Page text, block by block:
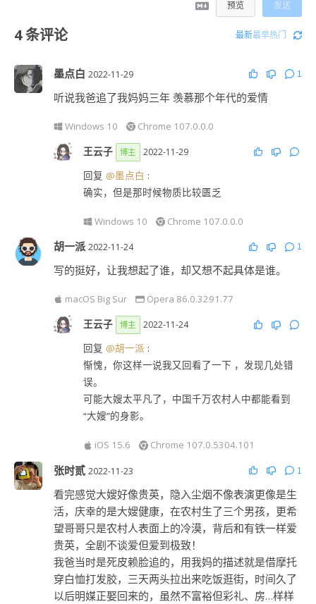
预览 发送
4条评论 最新最早热门
墨点白 2022-11-29 1
听说我爸追了我妈妈三年 羡慕那个年代的爱情
Windows 10 Chrome 107.0.0.0
王云子 博主 2022-11-29
回复 @墨点白 :
确实，但是那时候物质比较匮乏
Windows 10 Chrome 107.0.0.0
胡一派 2022-11-24 1
写的挺好，让我想起了谁，却又想不起具体是谁。
macOS Big Sur Opera 86.0.3291.77
王云子 博主 2022-11-24
回复 @胡一派 :
惭愧，你这样一说我又回看了一下 ，发现几处错
误。
可能大嫂太平凡了，中国千万农村人中都能看到
“大嫂”的身影。
iOS 15.6 Chrome 107.0.5304.101
张时贰 2022-11-23 1
看完感觉大嫂好像贵英，隐入尘烟不像表演更像是生
活，庆幸的是大嫂健康，在农村生了三个男孩，更希
望哥哥只是农村人表面上的冷漠，背后和有铁一样爱
贵英，全剧不谈爱但爱到极致！
我爸当时是死皮赖脸追的，用我妈的描述就是借摩托
穿白恤打发胶，三天两头拉出来吃饭逛街，时间久了
以后明媒正娶回来的，虽然不富裕但彩礼、房…样样